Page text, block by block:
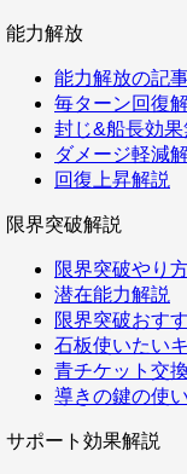
能力解放
能力解放の記
毎ターン回復
封じ&船長効果
ダメージ軽減
回復上昇解説
限界突破解説
限界突破やり
潜在能力解説
限界突破おす
石板使いたい
青チケット交
導きの鍵の使
サポート効果解説